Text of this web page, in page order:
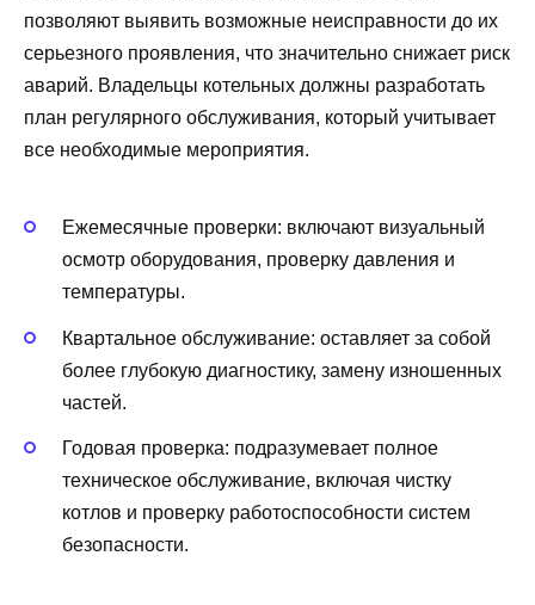
позволяют выявить возможные неисправности до их
серьезного проявления, что значительно снижает риск
аварий. Владельцы котельных должны разработать
план регулярного обслуживания, который учитывает
все необходимые мероприятия.
Ежемесячные проверки: включают визуальный
осмотр оборудования, проверку давления и
температуры.
Квартальное обслуживание: оставляет за собой
более глубокую диагностику, замену изношенных
частей.
Годовая проверка: подразумевает полное
техническое обслуживание, включая чистку
котлов и проверку работоспособности систем
безопасности.